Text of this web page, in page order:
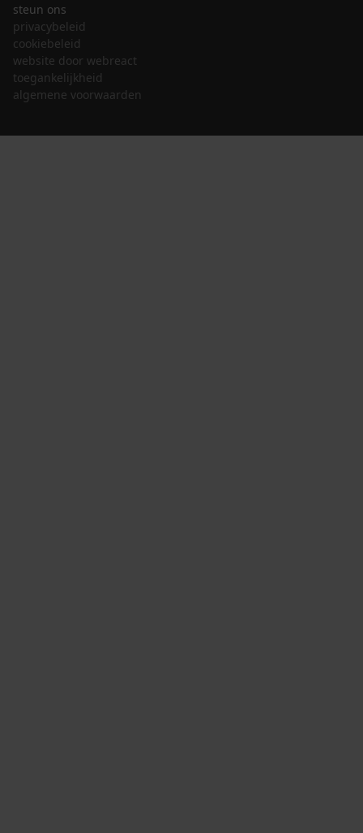
steun ons
privacybeleid
cookiebeleid
website door webreact
toegankelijkheid
algemene voorwaarden